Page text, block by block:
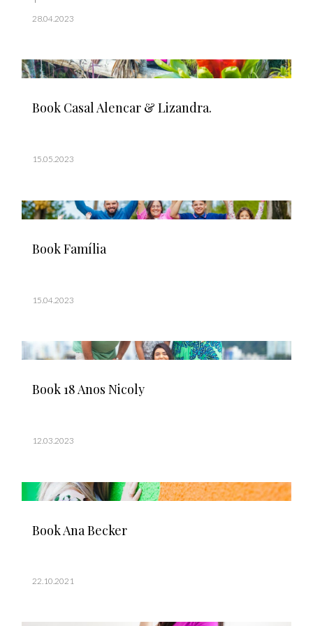
28.04.2023
Book Casal Alencar & Lizandra.
15.05.2023
Book Família
15.04.2023
Book 18 Anos Nicoly
12.03.2023
Book Ana Becker
22.10.2021